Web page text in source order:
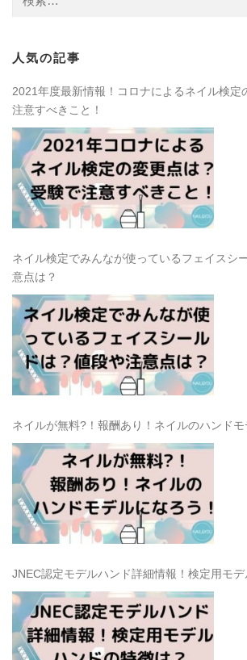
人気の記事
2021年度最新情報！コロナによるネイル検定
注意すべきこと！
ネイル検定でみんなが使っているフェイスシ
意点は？
ネイルが無料?！報酬あり！ネイルのハンドモ
JNEC認定モデルハンド詳細情報！検定用モデ